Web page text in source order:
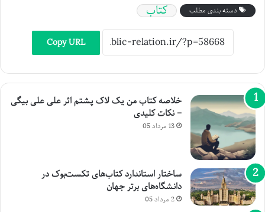
دسته بندی مطلب کتاب
Copy URL
خلاصه کتاب من یک لاک پشتم اثر علی علی بیگی
– نکات کلیدی
13 مرداد 05
ساختار استاندارد کتاب‌های تکست‌بوک در
دانشگاه‌های برتر جهان
2 مرداد 05